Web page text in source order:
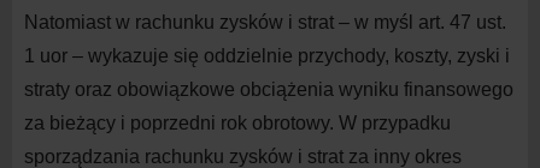
Natomiast w rachunku zysków i strat – w myśl art. 47 ust.
1 uor – wykazuje się oddzielnie przychody, koszty, zyski i
straty oraz obowiązkowe obciążenia wyniku finansowego
za bieżący i poprzedni rok obrotowy. W przypadku
sporządzania rachunku zysków i strat za inny okres